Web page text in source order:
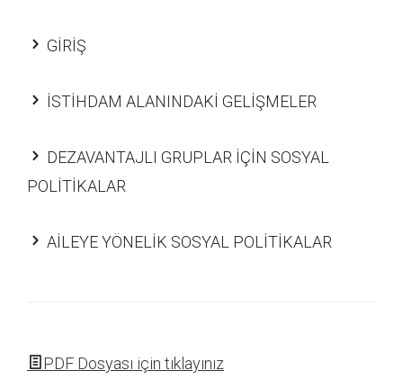
GİRİŞ
İSTİHDAM ALANINDAKİ GELİŞMELER
DEZAVANTAJLI GRUPLAR İÇİN SOSYAL
POLİTİKALAR
AİLEYE YÖNELİK SOSYAL POLİTİKALAR
PDF Dosyası için tıklayınız